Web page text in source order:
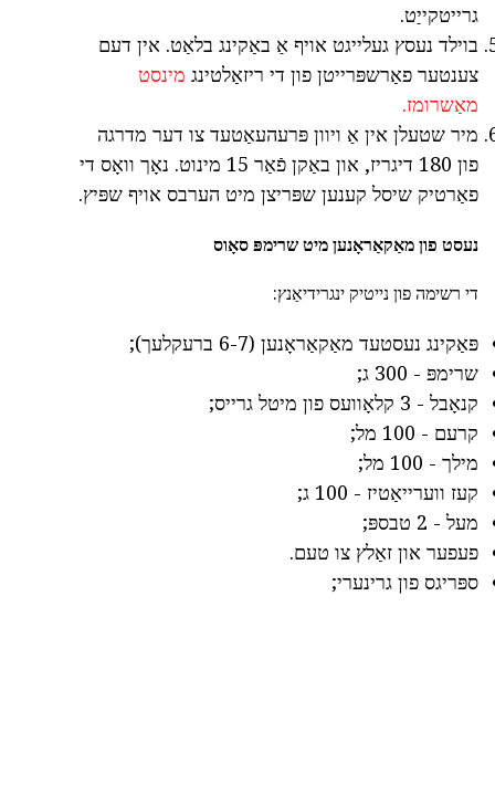
גרייטקייַט.
בוילד נעסץ געלייגט אויף אַ באַקינג בלאַט. אין דעם
צענטער פאַרשפּרייטן פון די ריזאַלטינג מינסט
מאַשרומז.
מיר שטעלן אין אַ ויוון פּרעהעאַטעד צו דער מדרגה
פון 180 דיגריז, און באַקן פֿאַר 15 מינוט. נאָך וואָס די
פאַרטיק שיסל קענען שפּריצן מיט הערבס אויף שפּיץ.
נעסט פון מאַקאַראָנען מיט שרימפּ סאָוס
די רשימה פון נייטיק ינגרידיאַנץ:
פּאַקינג נעסטעד מאַקאַראָנען (6-7 ברעקלעך);
שרימפּ - 300 ג;
קנאָבל - 3 קלאָוועס פון מיטל גרייס;
קרעם - 100 מל;
מילך - 100 מל;
קעז ווערייאַטיז - 100 ג;
מעל - 2 טבספּ;
פעפער און זאַלץ צו טעם.
ספּריגס פון גרינערי;